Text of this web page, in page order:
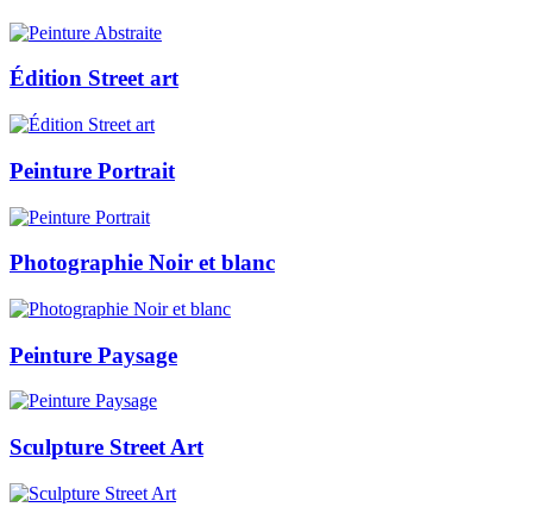
Édition Street art
Peinture Portrait
Photographie Noir et blanc
Peinture Paysage
Sculpture Street Art